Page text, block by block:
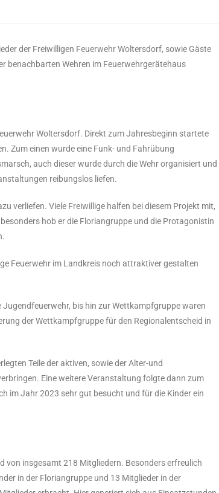
der Freiwilligen Feuerwehr Woltersdorf, sowie Gäste
benachbarten Wehren im Feuerwehrgerätehaus
Woltersdorf. Direkt zum Jahresbeginn startete
Zum einen wurde eine Funk- und Fahrübung
auch dieser wurde durch die Wehr organisiert und
reibungslos liefen.
verliefen. Viele Freiwillige halfen bei diesem Projekt mit,
hob er die Floriangruppe und die Protagonistin
Feuerwehr im Landkreis noch attraktiver gestalten
bis hin zur Wettkampfgruppe waren
der Wettkampfgruppe für den Regionalentscheid in
Teile der aktiven, sowie der Alter-und
Eine weitere Veranstaltung folgte dann zum
im Jahr 2023 sehr gut besucht und für die Kinder ein
von insgesamt 218 Mitgliedern. Besonders erfreulich
in der Floriangruppe und 13 Mitglieder in der